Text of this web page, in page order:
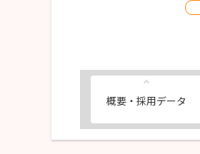
概要・採用データ